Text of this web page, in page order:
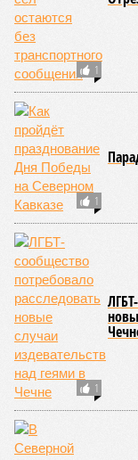
В Северо-Западном
правонарушителей
Приволжском – с
до 2 тысяч человек.
В то же время в
федеральных
показателя – до
макрорегионов.
Ранее сообщалось,
Балкарская
благополучных
жителей
таким показателем
с самой низкой
всплеск
фоне выглядит